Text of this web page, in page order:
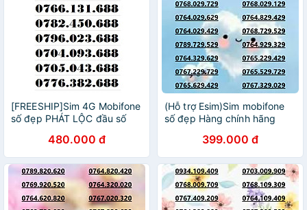
[FREESHIP]Sim 4G Mobifone
số đẹp PHÁT LỘC đầu số
480.000 đ
(Hỗ trợ Esim)Sim mobifone
số đẹp Hàng chính hãng
lộc (SIM CHƯA ĐĂNG KÝ
CHÍNH CHỦ)
399.000 đ